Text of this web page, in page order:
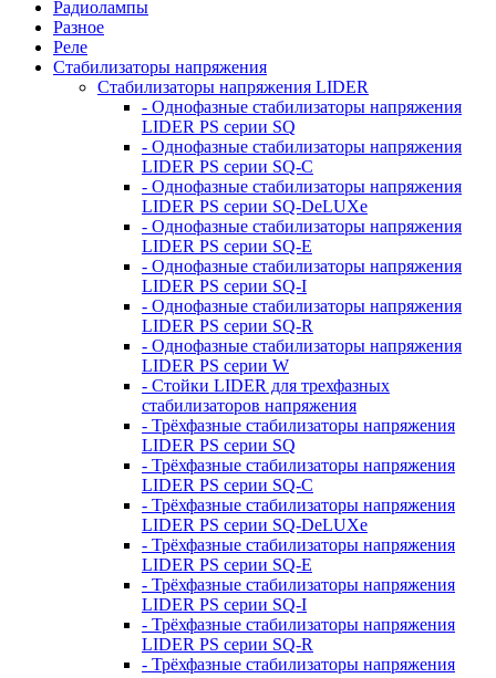
Радиолампы
Разное
Реле
Стабилизаторы напряжения
Стабилизаторы напряжения LIDER
- Однофазные стабилизаторы напряжения
LIDER PS серии SQ
- Однофазные стабилизаторы напряжения
LIDER PS серии SQ-C
- Однофазные стабилизаторы напряжения
LIDER PS серии SQ-DeLUXe
- Однофазные стабилизаторы напряжения
LIDER PS серии SQ-E
- Однофазные стабилизаторы напряжения
LIDER PS серии SQ-I
- Однофазные стабилизаторы напряжения
LIDER PS серии SQ-R
- Однофазные стабилизаторы напряжения
LIDER PS серии W
- Стойки LIDER для трехфазных
стабилизаторов напряжения
- Трёхфазные стабилизаторы напряжения
LIDER PS серии SQ
- Трёхфазные стабилизаторы напряжения
LIDER PS серии SQ-C
- Трёхфазные стабилизаторы напряжения
LIDER PS серии SQ-DeLUXe
- Трёхфазные стабилизаторы напряжения
LIDER PS серии SQ-E
- Трёхфазные стабилизаторы напряжения
LIDER PS серии SQ-I
- Трёхфазные стабилизаторы напряжения
LIDER PS серии SQ-R
- Трёхфазные стабилизаторы напряжения